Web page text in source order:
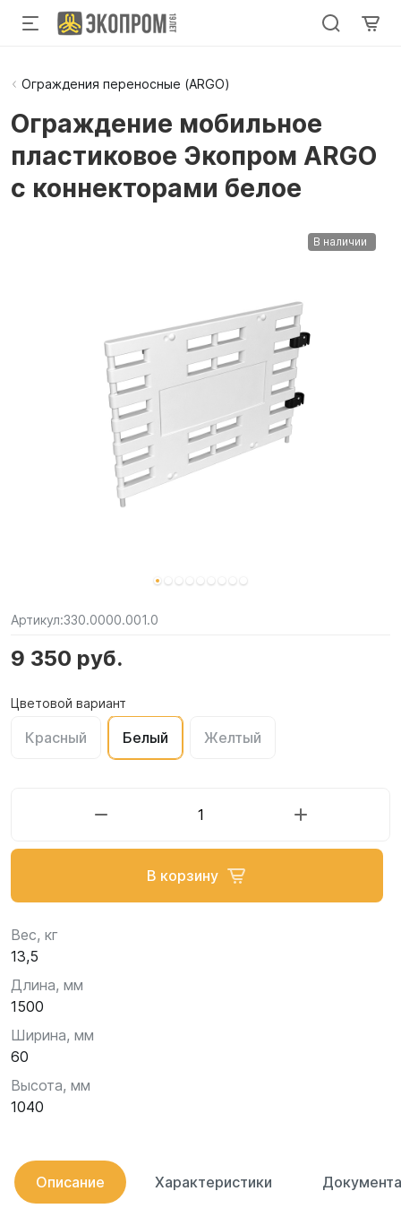
Ограждения переносные (ARGO)
Ограждение мобильное
пластиковое Экопром ARGO
с коннекторами белое
В наличии
Артикул:330.0000.001.0
9 350 руб.
Цветовой вариант
Красный Белый Желтый
В корзину
Вес, кг
13,5
Длина, мм
1500
Ширина, мм
60
Высота, мм
1040
Описание Характеристики